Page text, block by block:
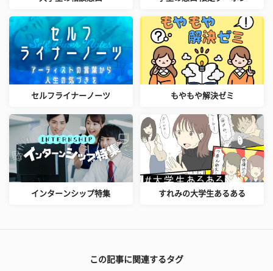
セルフライナーノーツ もやもや解決ゼミ
インターンシップ特集 すれみの大学生あるある
この記事に関連するタグ